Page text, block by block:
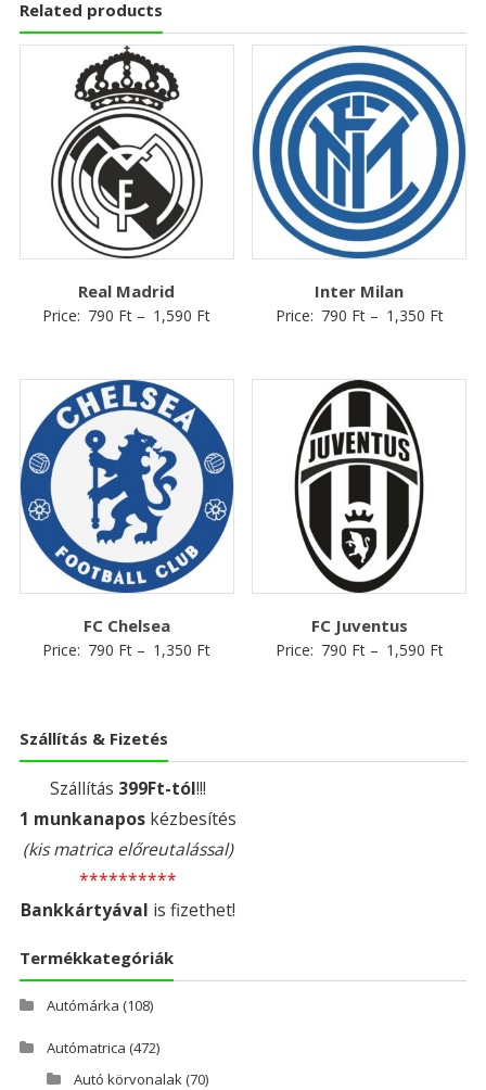
Related products
Real Madrid
Price: 790 Ft – 1,590 Ft
Inter Milan
Price: 790 Ft– 1,350 Ft
FC Chelsea
Price: 790 Ft – 1,350 Ft
FC Juventus
Price: 790 Ft– 1,590 Ft
Szállítás & Fizetés
Szállítás 399Ft-tól!!!
1 munkanaposkézbesítés
(kis matrica előreutalással)
**********
Bankkártyával is fizethet!
Termékkategóriák
Autómárka (108)
Autómatrica (472)
Autó körvonalak (70)